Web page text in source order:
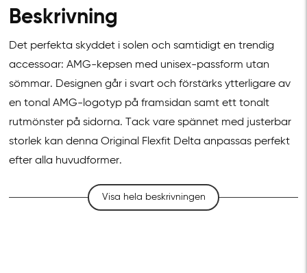
Beskrivning
Det perfekta skyddet i solen och samtidigt en trendig
accessoar: AMG-kepsen med unisex-passform utan
sömmar. Designen går i svart och förstärks ytterligare av
en tonal AMG-logotyp på framsidan samt ett tonalt
rutmönster på sidorna. Tack vare spännet med justerbar
storlek kan denna Original Flexfit Delta anpassas perfekt
efter alla huvudformer.
Visa hela beskrivningen